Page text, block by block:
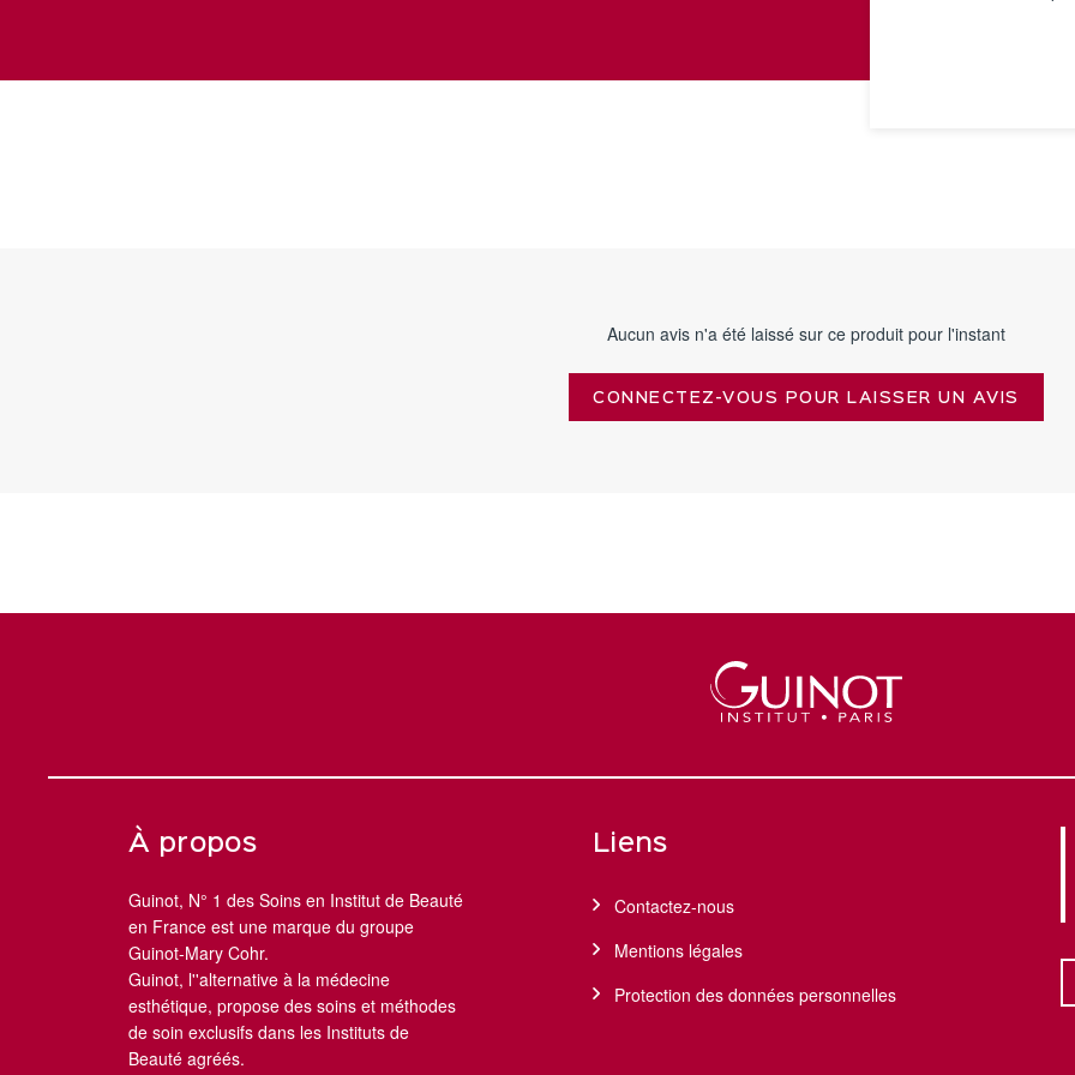
Aucun avis n'a été laissé sur ce produit pour l'instant
CONNECTEZ-VOUS POUR LAISSER UN AVIS
À propos
Guinot, N° 1 des Soins en Institut de Beauté
en France est une marque du groupe
Guinot-Mary Cohr.
Guinot, l''alternative à la médecine
esthétique, propose des soins et méthodes
de soin exclusifs dans les Instituts de
Beauté agréés.
Liens
Contactez-nous
Mentions légales
Protection des données personnelles